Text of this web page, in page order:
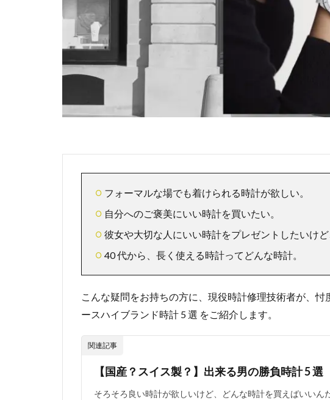
フォーマルな場でも着けられる時計が欲しい。
自分へのご褒美にいい時計を買いたい。
彼女や大切な人にいい時計をプレゼントしたいけ
40 代から、長く使える時計ってどんな時計。
こんな疑問をお持ちの方に、現役時計修理技術者が、
ースハイブランド時計 5 選 をご紹介します。
関連記事
【国産？スイス製？】出来る男の勝負時計 5 選
そろそろ良い時計が欲しいけど、どんな時計を買えばいいん